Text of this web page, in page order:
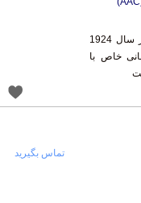
بتن سبک اتو کلاو شده یا AAC برای اولین بار در سال 1924
میلادی و در راستای دستیابی به مصالح ساختمانی خاص با
تماس بگیرید